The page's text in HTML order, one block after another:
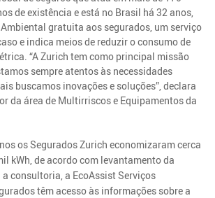
de existência e está no Brasil há 32 anos,
gratuita aos segurados, um serviço
e indica meios de reduzir o consumo de
“A Zurich tem como principal missão
sempre atentos às necessidades
buscamos inovações e soluções”, declara
da área de Multirriscos e Equipamentos da
os Segurados Zurich economizaram cerca
kWh, de acordo com levantamento da
consultoria, a EcoAssist Serviços
têm acesso às informações sobre a